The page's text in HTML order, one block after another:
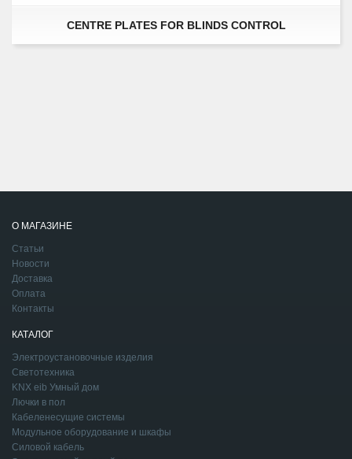
CENTRE PLATES FOR BLINDS CONTROL
О МАГАЗИНЕ
Статьи
Новости
Доставка
Оплата
Контакты
КАТАЛОГ
Электроустановочные изделия
Светотехника
KNX eib Умный дом
Лючки в пол
Кабеленесущие системы
Модульное оборудование и шкафы
Силовой кабель